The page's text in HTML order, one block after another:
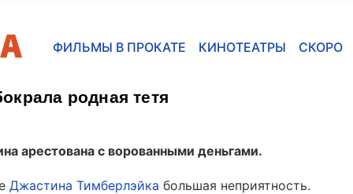
ФИЛЬМЫ В ПРОКАТЕ КИНОТЕАТРЫ СКОРО
родная тетя
арестована с ворованными деньгами.
Джастина Тимберлэйка большая неприятность.